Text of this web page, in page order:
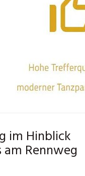
im Hinblick
am Rennweg